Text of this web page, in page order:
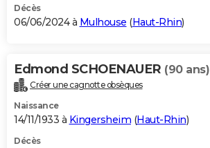
Décès
06/06/2024 à Mulhouse (Haut-Rhin)
Edmond SCHOENAUER (90 ans)
Créer une cagnotte obsèques
Naissance
14/11/1933 à Kingersheim (Haut-Rhin)
Décès